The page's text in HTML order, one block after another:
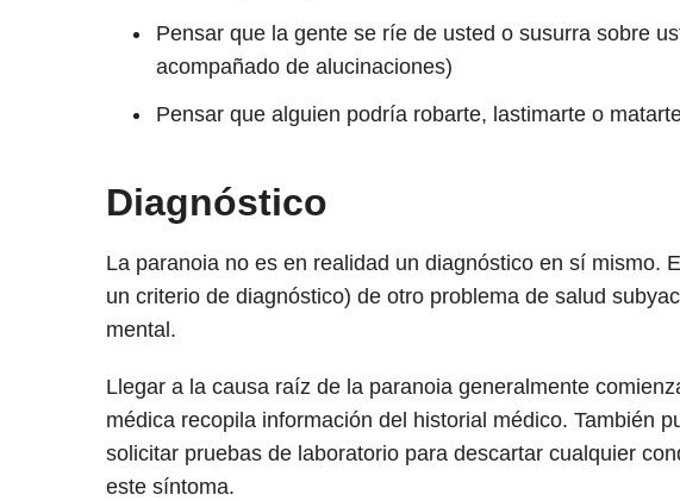
Pensar que la gente se ríe de usted o susurra sobre
acompañado de alucinaciones)
Pensar que alguien podría robarte, lastimarte o
Diagnóstico
La paranoia no es en realidad un diagnóstico en sí mismo.
un criterio de diagnóstico) de otro problema de salud
mental.
Llegar a la causa raíz de la paranoia generalmente
médica recopila información del historial médico. También
solicitar pruebas de laboratorio para descartar cualquier
este síntoma.